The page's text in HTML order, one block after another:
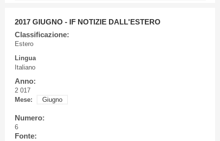
2017 GIUGNO - IF NOTIZIE DALL'ESTERO
Classificazione:
Estero
Lingua
Italiano
Anno:
2 017
Mese:
Giugno
Numero:
6
Fonte: